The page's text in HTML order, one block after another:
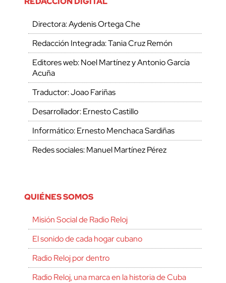
Directora: Aydenis Ortega Che
Redacción Integrada: Tania Cruz Remón
Editores web: Noel Martínez y Antonio García
Acuña
Traductor: Joao Fariñas
Desarrollador: Ernesto Castillo
Informático: Ernesto Menchaca Sardiñas
Redes sociales: Manuel Martínez Pérez
QUIÉNES SOMOS
Misión Social de Radio Reloj
El sonido de cada hogar cubano
Radio Reloj por dentro
Radio Reloj, una marca en la historia de Cuba